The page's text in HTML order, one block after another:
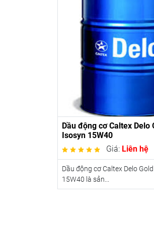
Dầu động cơ Caltex Delo
Isosyn 15W40
Giá: Liên hệ
Dầu động cơ Caltex Delo
15W40 là sản...